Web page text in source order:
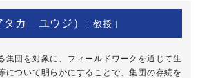
カ ユウジ） [ 教授 ]
集団を対象に、フィールドワークを通じて生
について明らかにすることで、集団の存続を